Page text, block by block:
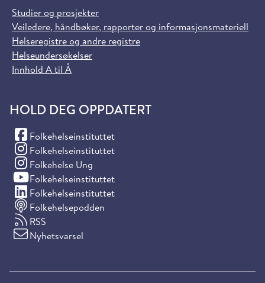
Studier og prosjekter
Veiledere, håndbøker, rapporter og informasjonsmateriell
Helseregistre og andre registre
Helseundersøkelser
Innhold A til Å
HOLD DEG OPPDATERT
Folkehelseinstituttet
(Facebook)
Folkehelseinstituttet
(Instagram)
Folkehelse Ung
(Instagram)
Folkehelseinstituttet
(YouTube)
Folkehelseinstituttet
(LinkedIn)
Folkehelsepodden
RSS
Nyhetsvarsel